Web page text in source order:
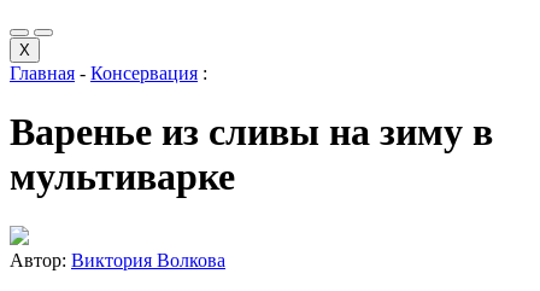
X
Главная - Консервация :
Варенье из сливы на зиму в
мультиварке
Автор: Виктория Волкова